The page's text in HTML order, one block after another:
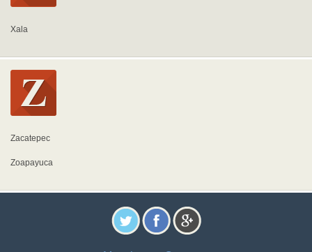
Xala
Zacatepec
Zoapayuca